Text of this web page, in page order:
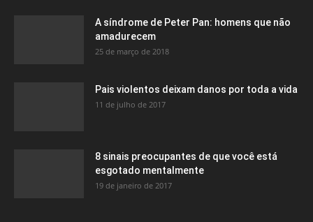
A síndrome de Peter Pan: homens que não
amadurecem
25 de março de 2018
Pais violentos deixam danos por toda a vida
11 de julho de 2017
8 sinais preocupantes de que você está
esgotado mentalmente
19 de janeiro de 2017